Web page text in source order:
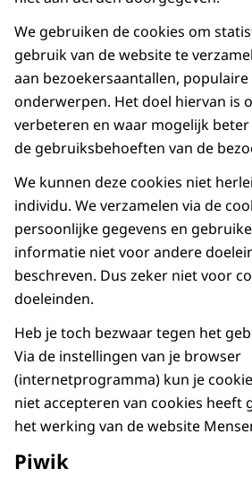
We gebruiken de cookies om
gebruik van de website te
aan bezoekersaantallen, populaire
onderwerpen. Het doel hiervan is
verbeteren en waar mogelijk
de gebruiksbehoeften van de
We kunnen deze cookies niet
individu. We verzamelen via de
persoonlijke gegevens en
informatie niet voor andere
beschreven. Dus zeker niet voor
doeleinden.
Heb je toch bezwaar tegen het
Via de instellingen van je browser
(internetprogramma) kun je
niet accepteren van cookies heeft
het werking van de website
Piwik